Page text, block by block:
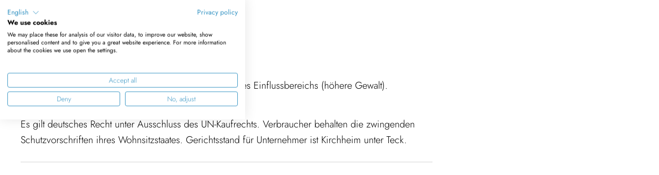
behandeln und richtige Angaben zu machen.
§ 10 Datenschutz
Es gilt dieDatenschutzerklärungim Online-Shop.
§ 11 Höhere Gewalt
Fristen verlängern sich bei Ereignissen außerhalb unseres Einflussbereichs (höhere Gewalt).
§ 12 Rechtswahl und Gerichtsstand
Es gilt deutsches Recht unter Ausschluss des UN-Kaufrechts. Verbraucher behalten die zwingenden
Schutzvorschriften ihres Wohnsitzstaates. Gerichtsstand für Unternehmer ist Kirchheim unter Teck.
English
Privacy policy
We use cookies
We may place these for analysis of our visitor data, to improve our website, show
personalised content and to give you a great website experience. For more information
about the cookies we use open the settings.
Accept all
Deny
No, adjust